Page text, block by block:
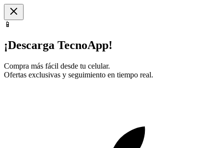
📱
¡Descarga TecnoApp!
Compra más fácil desde tu celular.
Ofertas exclusivas y seguimiento en tiempo real.